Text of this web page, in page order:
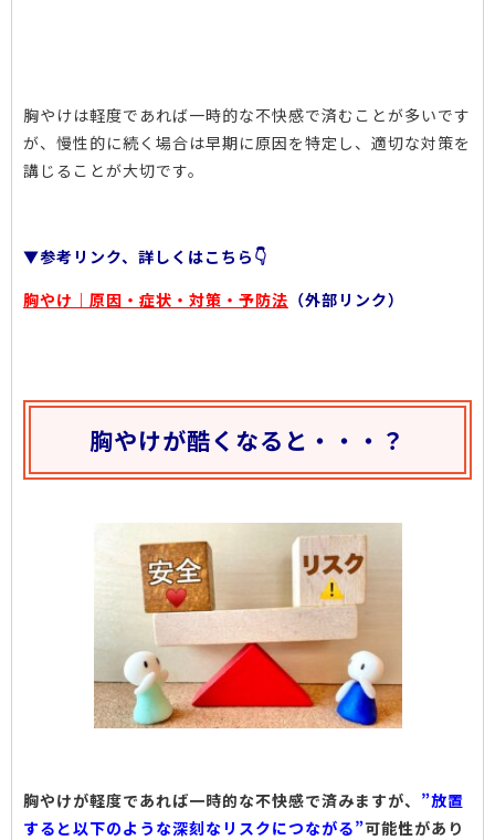
胸やけは軽度であれば一時的な不快感で済むことが多いです
が、慢性的に続く場合は早期に原因を特定し、適切な対策を
講じることが大切です。
▼参考リンク、詳しくはこちら👇
胸やけ｜原因・症状・対策・予防法 （外部リンク）
胸やけが酷くなると・・・？
胸やけが軽度であれば一時的な不快感で済みますが、 ”放置
すると以下のような深刻なリスクにつながる”可能性があり